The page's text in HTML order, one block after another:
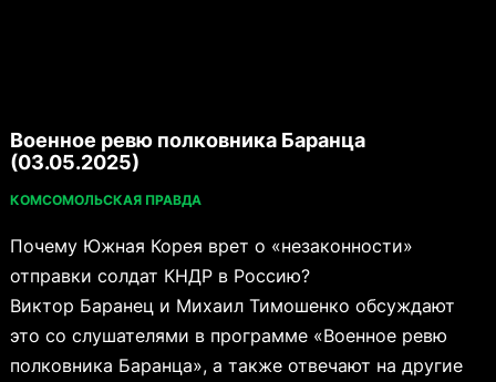
Военное ревю полковника Баранца
(03.05.2025)
КОМСОМОЛЬСКАЯ ПРАВДА
Почему Южная Корея врет о «незаконности»
отправки солдат КНДР в Россию?
Виктор Баранец и Михаил Тимошенко обсуждают
это со слушателями в программе «Военное ревю
полковника Баранца», а также отвечают на другие